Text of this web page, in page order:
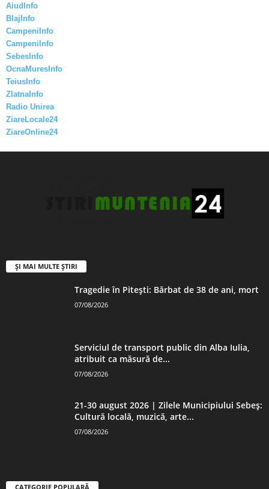
AiudInfo
BlajInfo
CampeniInfo
CampeniInfo
SebesInfo
OcnaMuresInfo
TeiusInfo
ZlatnaInfo
Radio Unirea
ZiareLocale24
ZiareOnline24
ȘI MAI MULTE ȘTIRI
Tragedie în Pitești: Bărbat de 38 de ani, mort
07/08/2026
Serviciul de transport public din Alba Iulia,
atribuit ca măsură de...
07/08/2026
21-30 august 2026 | Zilele Municipiului Sebeș:
Cultură locală, muzică, arte...
07/08/2026
CATEGORIE POPULARĂ